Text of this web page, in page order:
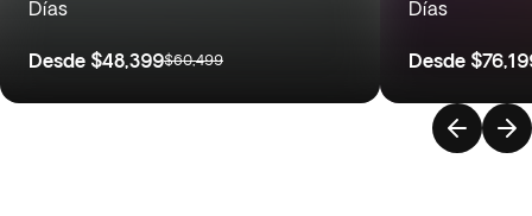
Días
Desde $48,399$60,499
Días
Desde